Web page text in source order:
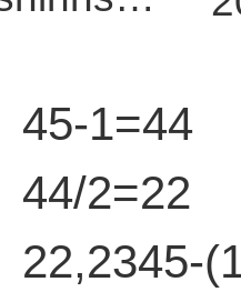
45-1=44
44/2=22
22,2345-